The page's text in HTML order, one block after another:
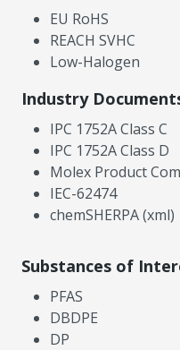
EU RoHS
REACH SVHC
Low-Halogen
Industry
IPC 1752A Class C
IPC 1752A Class D
Molex Product
IEC-62474
chemSHERPA (xml)
Substances of
PFAS
DBDPE
DP